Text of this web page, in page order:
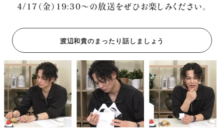
4/17（金）19:30～の放送をぜひお楽しみください。
渡辺和貴のまったり話しましょう